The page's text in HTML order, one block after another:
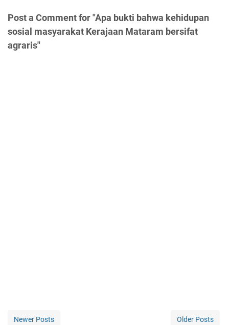
Post a Comment for "Apa bukti bahwa kehidupan
sosial masyarakat Kerajaan Mataram bersifat
agraris"
Newer Posts Older Posts